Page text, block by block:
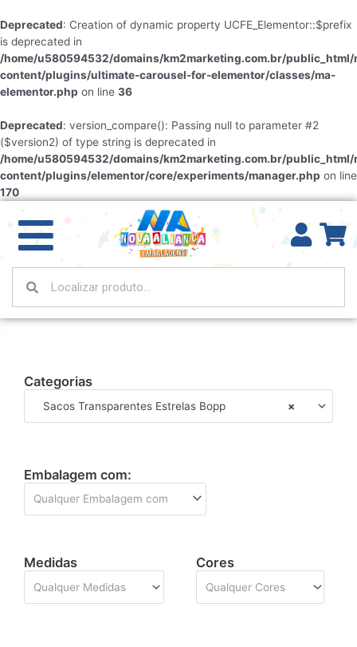
Deprecated: Creation of dynamic property UCFE_Elementor::$prefix
is deprecated in
/home/u580594532/domains/km2marketing.com.br/
content/plugins/ultimate-carousel-for-elementor/classes/ma-
elementor.php on line 36
Deprecated: version_compare(): Passing null to parameter #2
($version2) of type string is deprecated in
/home/u580594532/domains/km2marketing.com.br/
content/plugins/elementor/core/experiments/manager.php on line
170
Categorias
×
Sacos Transparentes Estrelas Bopp
Embalagem com:
Qualquer Embalagem com
Medidas
Qualquer Medidas
Cores
Qualquer Cores